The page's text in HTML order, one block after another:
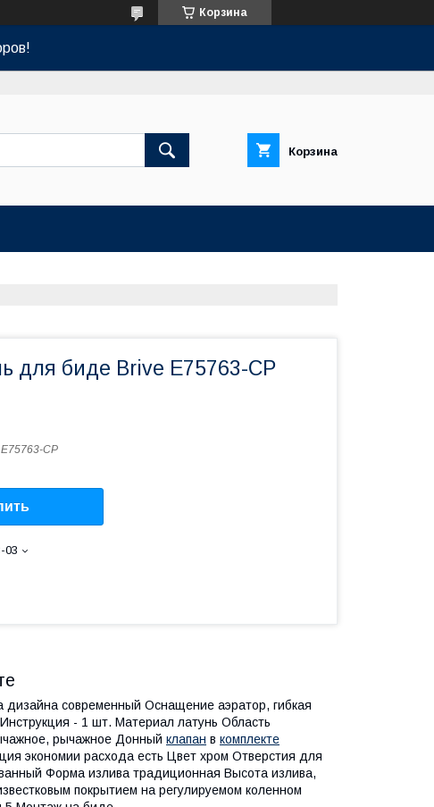
Корзина
Корзина
для биде Brive E75763-CP
E75763-CP
03
дизайна современный Оснащение аэратор, гибкая
- 1 шт. Материал латунь Область
рычажное Донный клапан в комплекте
экономии расхода есть Цвет хром Отверстия для
Форма излива традиционная Высота излива,
покрытием на регулируемом коленном